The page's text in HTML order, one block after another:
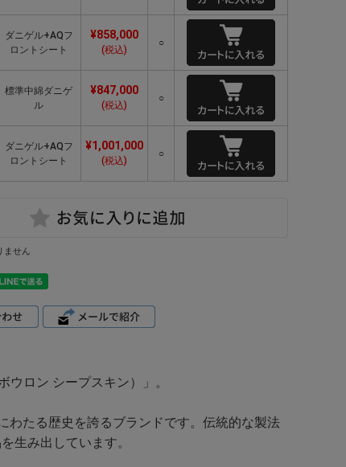
ダニゲル+AQフ
ロントシート
¥858,000
(税込)
○
標準中綿ダニゲ
ル
¥847,000
(税込)
○
ダニゲル+AQフ
ロントシート
¥1,001,000
(税込)
○
ません
ウロン シープスキン）」。
わたる歴史を誇るブランドです。伝統的な製法
生み出しています。